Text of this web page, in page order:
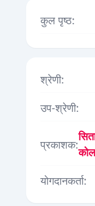
कुल पृष्ठ:
श्रेणी:
उप-श्रेणी:
प्रकाशक:
योगदानकर्ता: